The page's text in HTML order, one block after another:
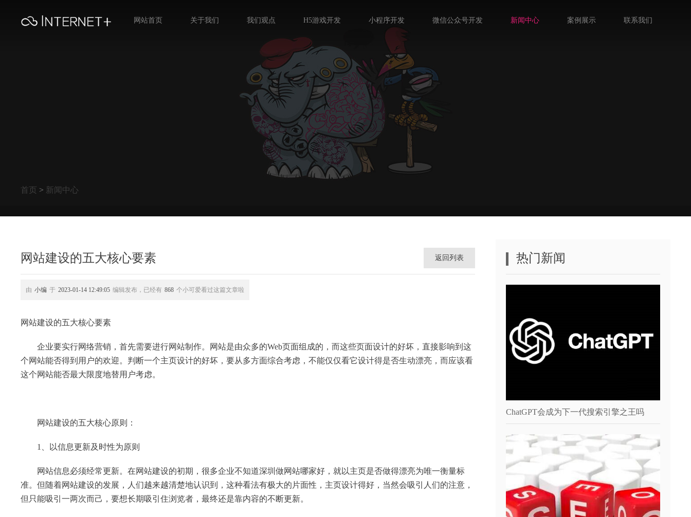
首页 > 新闻中心
网站建设的五大核心要素 返回列表
由 小编 于 2023-01-14 12:49:05 编辑发布，已经有 868 个小可爱看过这篇文章啦
网站建设的五大核心要素
企业要实行网络营销，首先需要进行网站制作。网站是由众多的Web页面组成的，而这些页面设计的好坏，直接影响到这
个网站能否得到用户的欢迎。判断一个主页设计的好坏，要从多方面综合考虑，不能仅仅看它设计得是否生动漂亮，而应该看
这个网站能否最大限度地替用户考虑。
网站建设的五大核心原则：
1、以信息更新及时性为原则
网站信息必须经常更新。在网站建设的初期，很多企业不知道深圳做网站哪家好，就以主页是否做得漂亮为唯一衡量标
准。但随着网站建设的发展，人们越来越清楚地认识到，这种看法有极大的片面性，主页设计得好，当然会吸引人们的注意，
但只能吸引一两次而己，要想长期吸引住浏览者，最终还是靠内容的不断更新。
热门新闻
ChatGPT会成为下一代搜索引擎之王吗
网站首页 关于我们 我们观点 H5游戏开发 小程序开发 微信公众号开发 新闻中心 案例展示 联系我们